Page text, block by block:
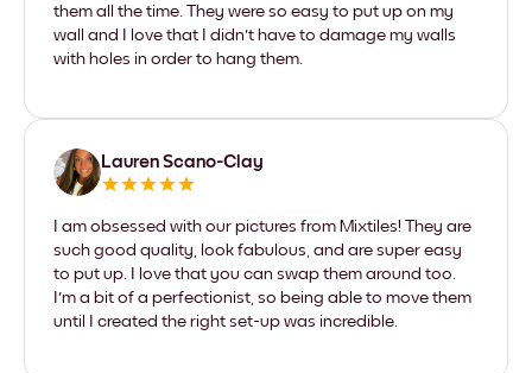
them all the time. They were so easy to put up on my
wall and I love that I didn't have to damage my walls
with holes in order to hang them.
Lauren Scano-Clay
I am obsessed with our pictures from Mixtiles! They are
such good quality, look fabulous, and are super easy
to put up. I love that you can swap them around too.
I'm a bit of a perfectionist, so being able to move them
until I created the right set-up was incredible.